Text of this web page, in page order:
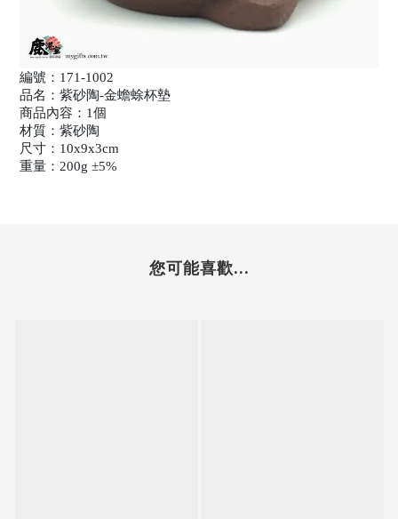
編號：171-1002
品名：紫砂陶-金蟾蜍杯墊
商品內容：1個
材質：紫砂陶
尺寸：10x9x3cm
重量：200g ±5%
您可能喜歡...